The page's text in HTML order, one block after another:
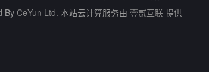
ByCeYun Ltd. 本站云计算服务由 壹贰互联 提供